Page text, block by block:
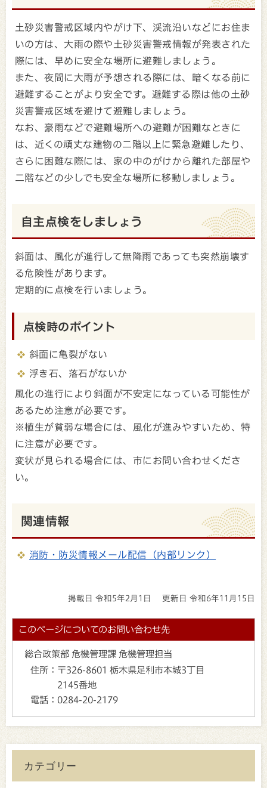
土砂災害警戒区域内やがけ下、渓流沿いなどにお住ま
いの方は、大雨の際や土砂災害警戒情報が発表された
際には、早めに安全な場所に避難しましょう。
また、夜間に大雨が予想される際には、暗くなる前に
避難することがより安全です。避難する際は他の土砂
災害警戒区域を避けて避難しましょう。
なお、豪雨などで避難場所への避難が困難なときに
は、近くの頑丈な建物の二階以上に緊急避難したり、
さらに困難な際には、家の中のがけから離れた部屋や
二階などの少しでも安全な場所に移動しましょう。
自主点検をしましょう
斜面は、風化が進行して無降雨であっても突然崩壊す
る危険性があります。
定期的に点検を行いましょう。
点検時のポイント
斜面に亀裂がない
浮き石、落石がないか
風化の進行により斜面が不安定になっている可能性が
あるため注意が必要です。
※植生が貧弱な場合には、風化が進みやすいため、特
に注意が必要です。
変状が見られる場合には、市にお問い合わせくださ
い。
関連情報
消防・防災情報メール配信（内部リンク）
掲載日 令和5年2月1日 更新日 令和6年11月15日
このページについてのお問い合わせ先
総合政策部 危機管理課 危機管理担当
住所： 〒326-8601 栃木県足利市本城3丁目
2145番地
電話： 0284-20-2179
カテゴリー